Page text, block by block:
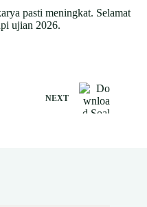
pasti meningkat. Selamat
ujian 2026.
NEXT